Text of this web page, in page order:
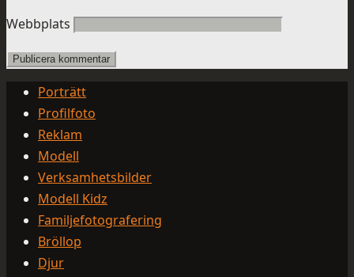
Webbplats
Porträtt
Profilfoto
Reklam
Modell
Verksamhetsbilder
Modell Kidz
Familjefotografering
Bröllop
Djur